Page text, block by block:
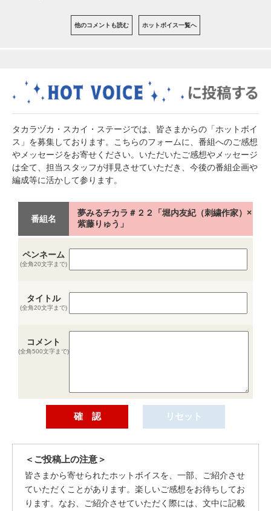
他のコメントも読む ホットボイス一覧へ
タカラヅカ・スカイ・ステージでは、皆さまからの「ホットボイ
ス」を募集しております。こちらのフォームに、番組へのご感想
やメッセージをお寄せください。いただいたご感想やメッセージ
は全て、担当スタッフが拝見させていただき、今後の番組企画や
編成等に活かして参ります。
番組名
夢みるチカラ＃２２「堀内友紀（刺繍作家）×
紫藤りゅう」
ペンネーム
(全角20文字まで)
タイトル
(全角20文字まで)
コメント
(全角500文字まで)
＜ご投稿上の注意＞
皆さまから寄せられたホットボイスを、一部、ご紹介させ
ていただくことがあります。楽しいご感想をお待ちしてお
ります。なお、ご紹介させていただく際には、文中に記載